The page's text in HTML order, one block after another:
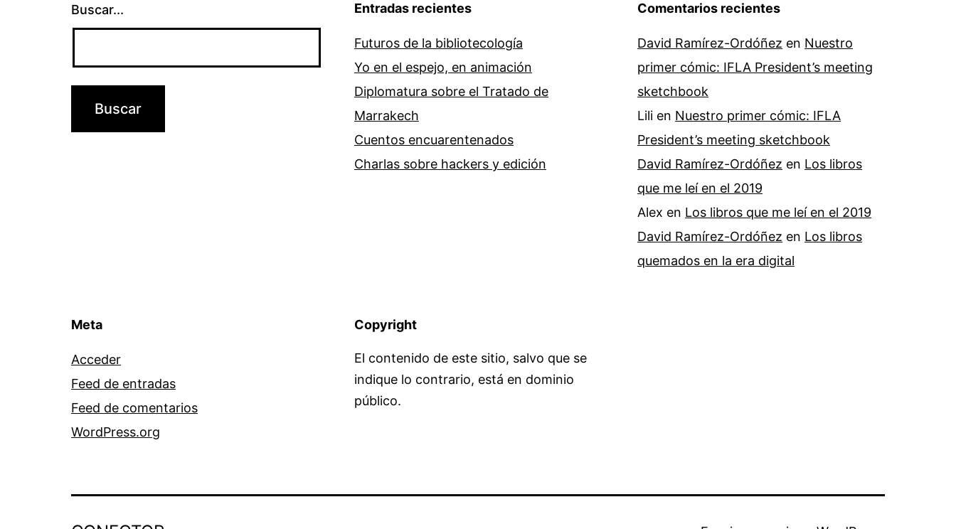
Buscar... Entradas recientes
Futuros de la bibliotecología
Yo en el espejo, en animación
Diplomatura sobre el Tratado de
Marrakech
Cuentos encuarentenados
Charlas sobre hackers y edición
Comentarios recientes
David Ramírez-Ordóñez en Nuestro
primer cómic: IFLA President’s meeting
sketchbook
Lili en Nuestro primer cómic: IFLA
President’s meeting sketchbook
David Ramírez-Ordóñez en Los libros
que me leí en el 2019
Alex en Los libros que me leí en el 2019
David Ramírez-Ordóñez en Los libros
quemados en la era digital
Meta
Acceder
Feed de entradas
Feed de comentarios
WordPress.org
Copyright
El contenido de este sitio, salvo que se
indique lo contrario, está en dominio
público.